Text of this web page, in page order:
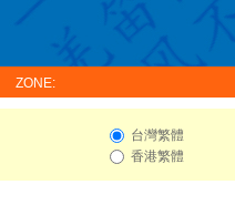
ZONE:
台灣繁體
香港繁體